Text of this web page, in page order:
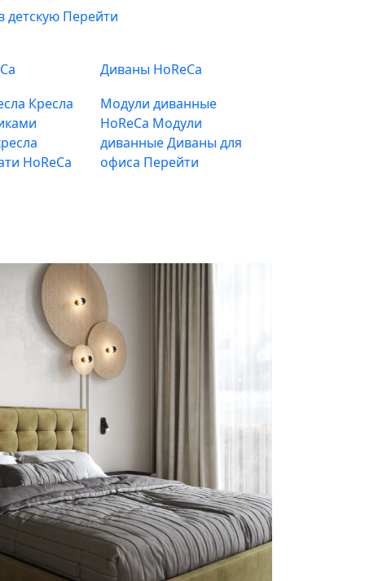
детскую Перейти
Кресла
HoReCa
Диваны HoReCa
Модули диванные
HoReCa Модули
диванныеДиваны для
офиса Перейти